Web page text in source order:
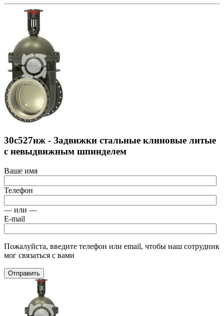
30с527нж - Задвижки стальные клиновые литые
с невыдвижным шпинделем
Ваше имя
Телефон
— или —
E-mail
Пожалуйста, введите телефон или email, чтобы наш сотрудник
мог связаться с вами
Отправить